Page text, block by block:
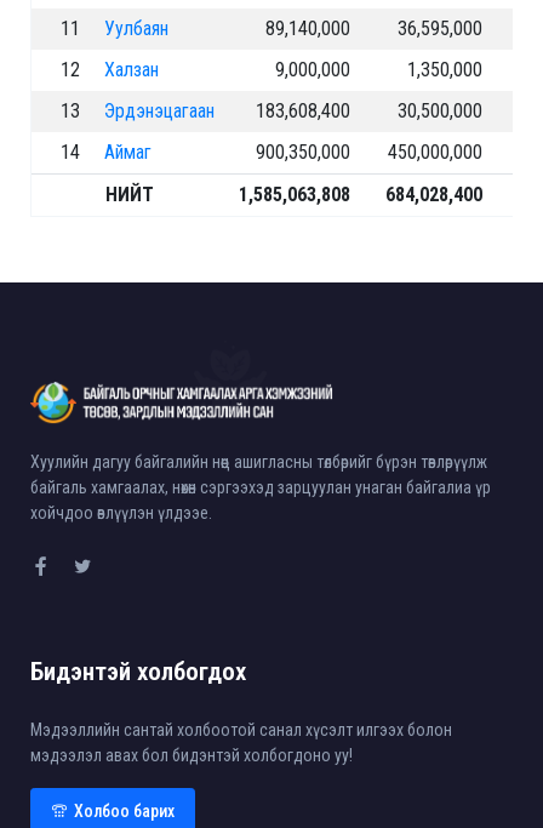
11
Уулбаян 89,140,000
36,595,000
12
Халзан 9,000,000
1,350,000
13
Эрдэнэцагаан 183,608,400
30,500,000
14
Аймаг 900,350,000
450,000,000
НИЙТ
1,585,063,808 684,028,400
Хуулийн дагуу байгалийн нөөц ашигласны төлбөрийг бүрэн төвлөрүүлж
байгаль хамгаалах, нөхөн сэргээхэд зарцуулан унаган байгалиа үр
хойчдоо өвлүүлэн үлдээе.
Бидэнтэй холбогдох
Мэдээллийн сантай холбоотой санал хүсэлт илгээх болон
мэдээлэл авах бол бидэнтэй холбогдоно уу!
Холбоо барих